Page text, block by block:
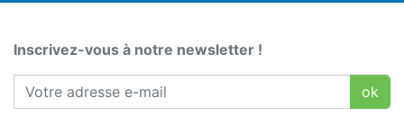
Inscrivez-vous à notre newsletter !
ok